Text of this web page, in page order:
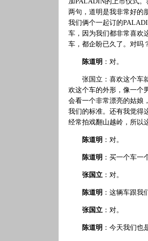
两句，道明是我非常好的
我们俩个一起订的
车，因为我们都非常喜欢
车，都企盼已久了。对吗
陈道明 ：对。
张国立：喜欢这个车
欢这个车的外形，像一个
会看一个非常漂亮的姑娘
我们的标准。还有我觉得
经常拍戏翻山越岭，所以
陈道明 ：对。
陈道明 ：买一个车一
张国立 ：对。
陈道明 ：这辆车跟我
张国立 ：对。
陈道明 ：今天我们也